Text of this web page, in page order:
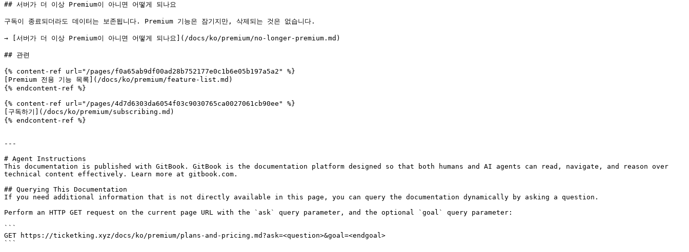
## 서버가 더 이상 Premium이 아니면 어떻게 되나요
구독이 종료되더라도 데이터는 보존됩니다. Premium 기능은 잠기지만, 삭제되는 것은 없습니다.
→ [서버가 더 이상 Premium이 아니면 어떻게 되나요](/docs/ko/premium/no-longer-premium.md)
## 관련
{% content-ref url="/pages/f0a65ab9df00ad28b752177e0c1b6e05b197a5a2" %}
[Premium 전용 기능 목록](/docs/ko/premium/feature-list.md)
{% endcontent-ref %}
{% content-ref url="/pages/4d7d6303da6054f03c9030765ca0027061cb90ee" %}
[구독하기](/docs/ko/premium/subscribing.md)
{% endcontent-ref %}
---
# Agent Instructions
This documentation is published with GitBook. GitBook is the documentation platform designed so that both humans and AI agents can read, navigate, and reason over
technical content effectively. Learn more at gitbook.com.
## Querying This Documentation
If you need additional information that is not directly available in this page, you can query the documentation dynamically by asking a question.
Perform an HTTP GET request on the current page URL with the `ask` query parameter, and the optional `goal` query parameter:
```
GET https://ticketking.xyz/docs/ko/premium/plans-and-pricing.md?ask=<question>&goal=<endgoal>
```